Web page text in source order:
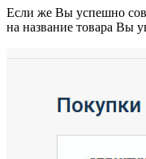
Если же Вы успешно
на название товара Вы